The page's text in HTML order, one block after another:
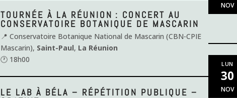
TOURNÉE À LA RÉUNION : CONCERT AU
CONSERVATOIRE BOTANIQUE DE MASCARIN
📍 Conservatoire Botanique National de Mascarin (CBN-CPIE
Mascarin), Saint-Paul, La Réunion
🕐 18h00
LE LAB À BÉLA – RÉPÉTITION PUBLIQUE –
NOV
LUN
30
NOV